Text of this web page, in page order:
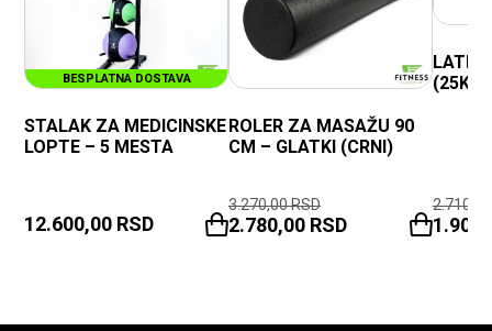
BESPLATNA DOSTAVA
STALAK ZA MEDICINSKE
LOPTE – 5 MESTA
12.600,00 RSD
ROLER ZA MASAŽU 90
CM – GLATKI (CRNI)
3.270,00RSD
2.780,00 RSD
(25KG